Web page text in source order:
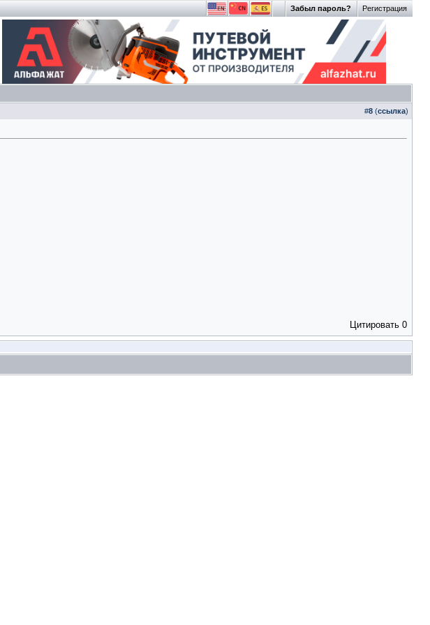
Регистрация
Забыл пароль?
#8 (ссылка)
Цитировать 0